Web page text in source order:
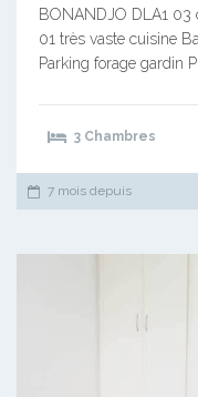
BONANDJO DLA1 03
01 très vaste cuisine
Parking forage gardin
3 Chambres
7 mois depuis